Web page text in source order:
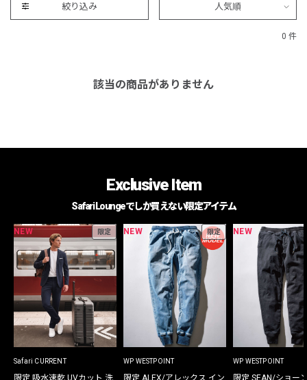
絞り込み 人気順
0 件
該当の商品がありません
Exclusive Item
Safari Loungeでしか買えない限定アイテム
NEW 限定
Safari CURRENT
限定 吸水速乾 UVカット 洗
NEW 限定
WP WESTPOINT
限定 ALEX/アレックス イン
NEW
WP WESTPOINT
限定 SEAN/ショー